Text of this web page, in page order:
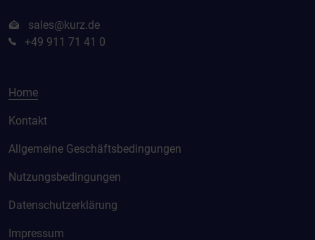
sales@kurz.de
+49 911 71 41 0
Home
Kontakt
Allgemeine Geschäftsbedingungen
Nutzungsbedingungen
Datenschutzerklärung
Impressum